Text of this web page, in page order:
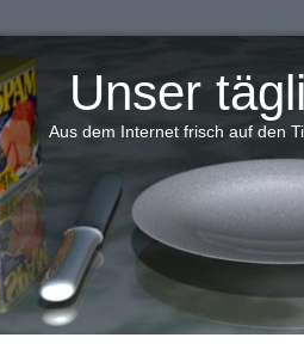
Unser
Aus dem Internet frisch auf den